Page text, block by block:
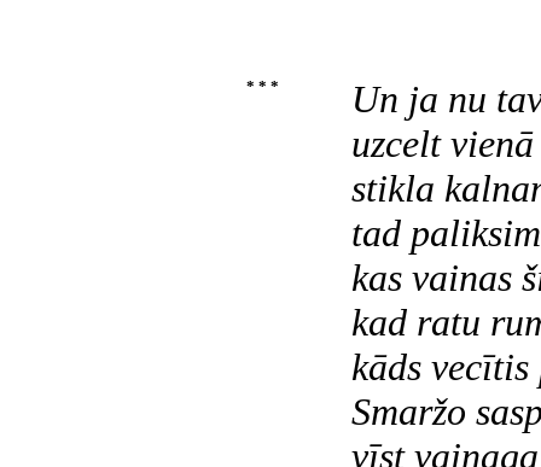
* * *
Un ja nu
uzcelt
stikla
tad
kas vainas
kad ratu
kāds
Smaržo
vīst